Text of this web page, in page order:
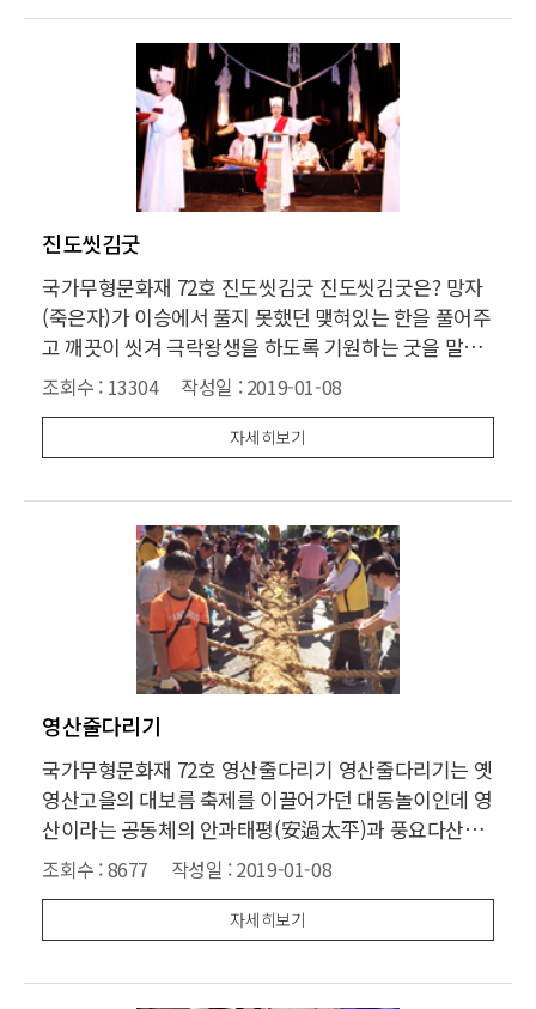
진도씻김굿
국가무형문화재 72호 진도씻김굿 진도씻김굿은? 망자
(죽은자)가 이승에서 풀지 못했던 맺혀있는 한을 풀어주
고 깨끗이 씻겨 극락왕생을 하도록 기원하는 굿을 말하
며 풍악에 맞추어 춤과 노래로써 신에게 빌며 상복차림
으로 망자의 후손으로 하여금 망자와 접하게 한다는 특
대표적이기도 하다
조회수 : 13304 작성일 :2019-01-08
자세히보기
영산줄다리기
국가무형문화재 72호 영산줄다리기 영산줄다리기는 옛
영산고을의 대보름 축제를 이끌어가던 대동놀이인데 영
산이라는 공동체의 안과태평(安過太平)과 풍요다산과
축원, 농민들이 진정한 의미에서 한해의 첫날로 인식하
고 있던 대보름에 용신앙(龍神仰)을 바탕으로 줄다리기
가 이루어져 공동테의 안녕을 기원해 왔다. 그러나 일제
의 침략과 공동체문화의 해체 그
조회수 :8677 작성일 :2019-01-08
자세히보기